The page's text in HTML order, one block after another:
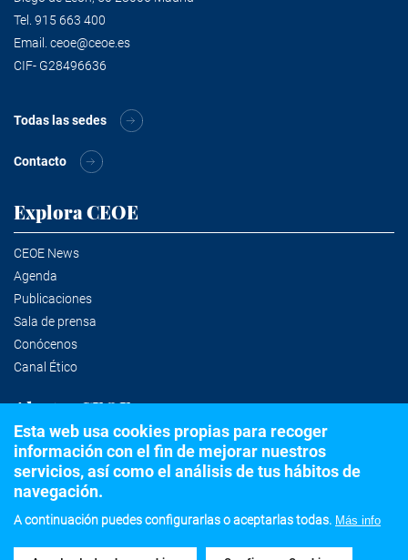
Tel. 915 663 400
Email. ceoe@ceoe.es
CIF- G28496636
Todas las sedes
Contacto
Explora CEOE
CEOE News
Agenda
Publicaciones
Sala de prensa
Conócenos
Canal Ético
Alertas CEOE
Suscríbete a la newsletter
©2020 Confederación Española de Organizaciones Empresariales
Esta web usa cookies propias para recoger
información con el fin de mejorar nuestros
servicios, así como el análisis de tus hábitos de
navegación.
A continuación puedes configurarlas o aceptarlas todas. Más info